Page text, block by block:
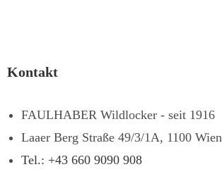
Kontakt
FAULHABER Wildlocker - seit 1916
Laaer Berg Straße 49/3/1A, 1100 Wien
Tel.: +43 660 9090 908